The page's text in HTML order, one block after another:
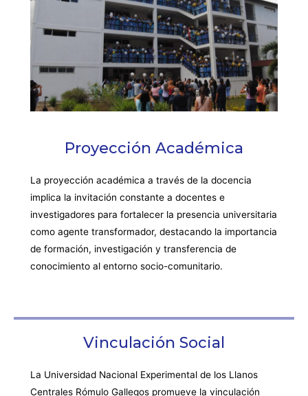
Proyección Académica
La proyección académica a través de la docencia
implica la invitación constante a docentes e
investigadores para fortalecer la presencia universitaria
como agente transformador, destacando la importancia
de formación, investigación y transferencia de
conocimiento al entorno socio-comunitario.
Vinculación Social
La Universidad Nacional Experimental de los Llanos
Centrales Rómulo Gallegos promueve la vinculación